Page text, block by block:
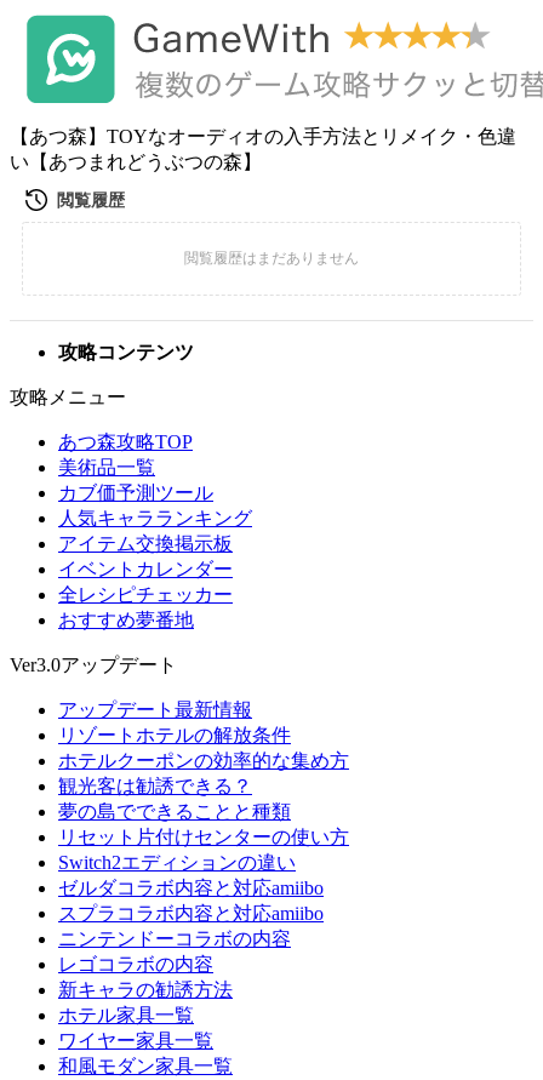
【あつ森】TOYなオーディオの入手方法とリメイク・色違
い【あつまれどうぶつの森】
攻略コンテンツ
攻略メニュー
あつ森攻略TOP
美術品一覧
カブ価予測ツール
人気キャラランキング
アイテム交換掲示板
イベントカレンダー
全レシピチェッカー
おすすめ夢番地
Ver3.0アップデート
アップデート最新情報
リゾートホテルの解放条件
ホテルクーポンの効率的な集め方
観光客は勧誘できる？
夢の島でできることと種類
リセット片付けセンターの使い方
Switch2エディションの違い
ゼルダコラボ内容と対応amiibo
スプラコラボ内容と対応amiibo
ニンテンドーコラボの内容
レゴコラボの内容
新キャラの勧誘方法
ホテル家具一覧
ワイヤー家具一覧
和風モダン家具一覧